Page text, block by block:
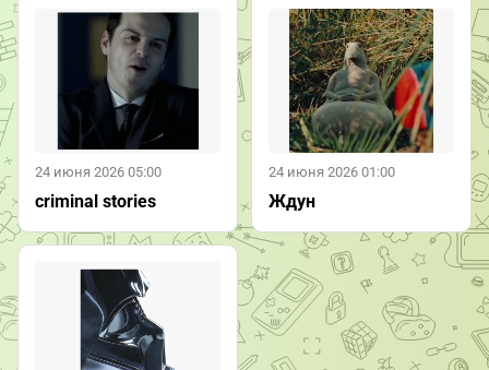
24 июня 2026 05:00
criminal stories
24 июня 2026 01:00
Ждун